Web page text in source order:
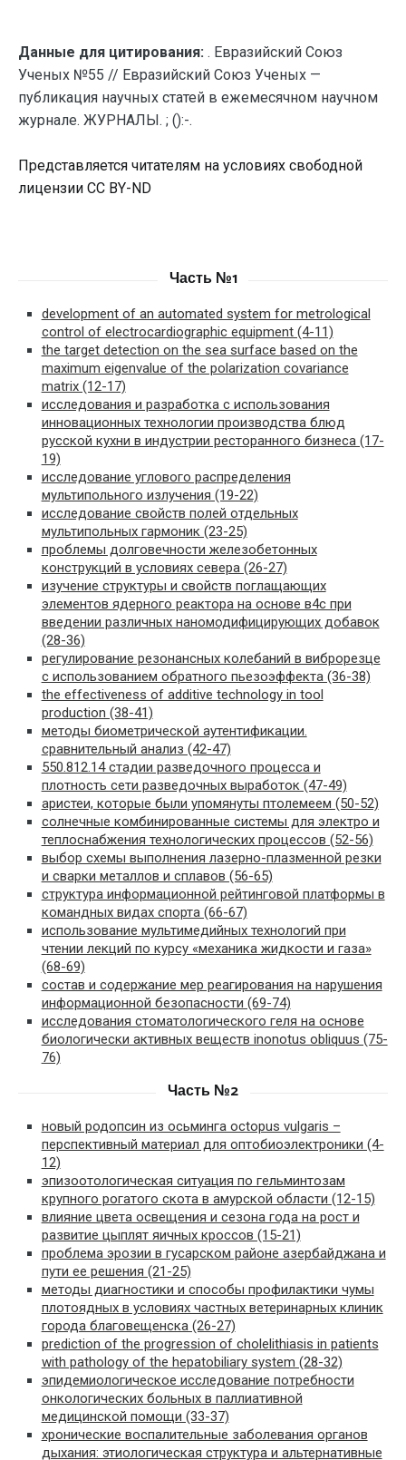
Данные для цитирования: . Евразийский Союз
Ученых №55 // Евразийский Союз Ученых —
публикация научных статей в ежемесячном научном
журнале. ЖУРНАЛЫ. ; ():-.
Представляется читателям на условиях свободной
лицензии CC BY-ND
Часть №1
development of an automated system for metrological
control of electrocardiographic equipment (4-11)
the target detection on the sea surface based on the
maximum eigenvalue of the polarization covariance
matrix (12-17)
исследования и разработка с использования
инновационных технологии производства блюд
русской кухни в индустрии ресторанного бизнеса (17-
19)
исследование углового распределения
мультипольного излучения (19-22)
исследование свойств полей отдельных
мультипольных гармоник (23-25)
проблемы долговечности железобетонных
конструкций в условиях севера (26-27)
изучение структуры и свойств поглащающих
элементов ядерного реактора на основе в4с при
введении различных наномодифицирующих добавок
(28-36)
регулирование резонансных колебаний в виброрезце
с использованием обратного пьезоэффекта (36-38)
the effectiveness of additive technology in tool
production (38-41)
методы биометрической аутентификации.
сравнительный анализ (42-47)
550.812.14 стадии разведочного процесса и
плотность сети разведочных выработок (47-49)
аристеи, которые были упомянуты птолемеем (50-52)
солнечные комбинированные системы для электро и
теплоснабжения технологических процессов (52-56)
выбор схемы выполнения лазерно-плазменной резки
и сварки металлов и сплавов (56-65)
структура информационной рейтинговой платформы в
командных видах спорта (66-67)
использование мультимедийных технологий при
чтении лекций по курсу «механика жидкости и газа»
(68-69)
состав и содержание мер реагирования на нарушения
информационной безопасности (69-74)
исследования стоматологического геля на основе
биологически активных веществ inonotus obliquus (75-
76)
Часть №2
новый родопсин из осьминга octopus vulgaris –
перспективный материал для оптобиоэлектроники (4-
12)
эпизоотологическая ситуация по гельминтозам
крупного рогатого скота в амурской области (12-15)
влияние цвета освещения и сезона года на рост и
развитие цыплят яичных кроссов (15-21)
проблема эрозии в гусарском районе азербайджана и
пути ее решения (21-25)
методы диагностики и способы профилактики чумы
плотоядных в условиях частных ветеринарных клиник
города благовещенска (26-27)
prediction of the progression of cholelithiasis in patients
with pathology of the hepatobiliary system (28-32)
эпидемиологическое исследование потребности
онкологических больных в паллиативной
медицинской помощи (33-37)
хронические воспалительные заболевания органов
дыхания: этиологическая структура и альтернативные